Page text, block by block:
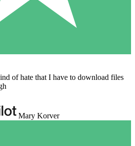
of hate that I have to download files
Mary Korver